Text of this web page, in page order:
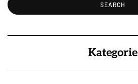
Kategorie